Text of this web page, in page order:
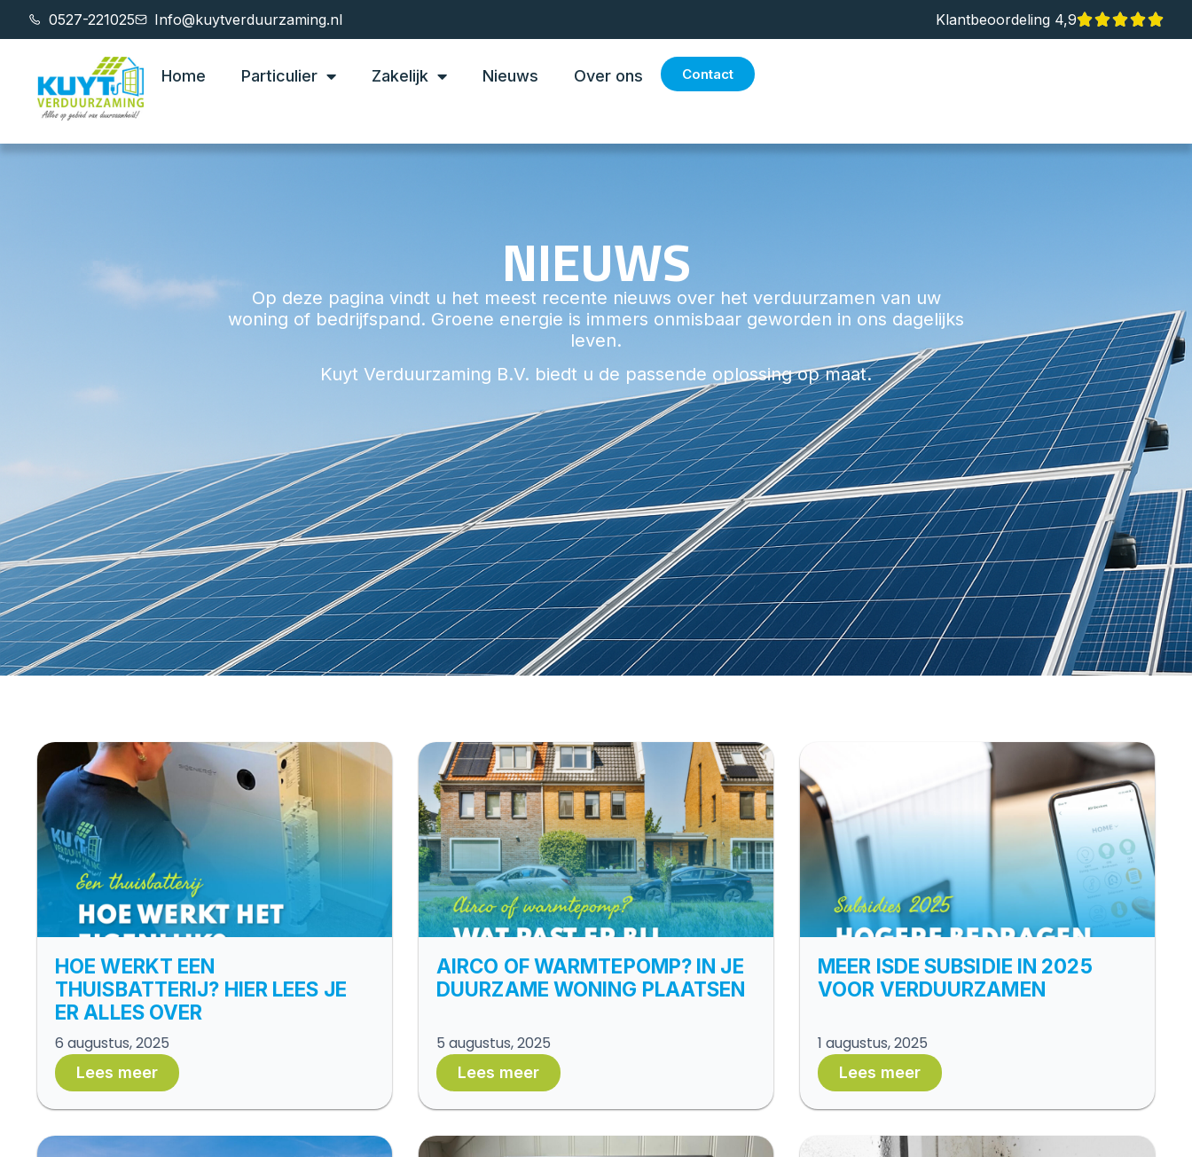
0527-221025 Info@kuytverduurzaming.nl Klantbeoordeling 4,9
Home Particulier Zakelijk Nieuws Over ons Contact
NIEUWS
Op deze pagina vindt u het meest recente nieuws over het verduurzamen van uw
woning of bedrijfspand. Groene energie is immers onmisbaar geworden in ons dagelijks
leven.
Kuyt Verduurzaming B.V. biedt u de passende oplossing op maat.
HOE WERKT EEN
THUISBATTERIJ? HIER LEES JE
ER ALLES OVER
6 augustus, 2025
Lees meer
AIRCO OF WARMTEPOMP? IN JE
DUURZAME WONING PLAATSEN
5 augustus, 2025
Lees meer
MEER ISDE SUBSIDIE IN 2025
VOOR VERDUURZAMEN
1 augustus, 2025
Lees meer